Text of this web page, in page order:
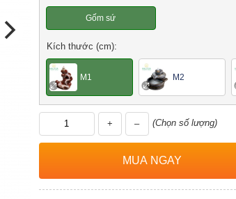
Gốm sứ
Kích thước (cm):
M1 M2
+ – (Chọn số lượng)